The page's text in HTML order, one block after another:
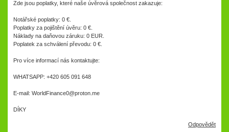
Zde jsou poplatky, které naše úvěrová společnost zakazuje:
Notářské poplatky: 0 €.
Poplatky za pojištění úvěru: 0 €.
Náklady na daňovou záruku: 0 EUR.
Poplatek za schválení převodu: 0 €.
Pro více informací nás kontaktujte:
WHATSAPP: +420 605 091 648
E-mail: WorldFinance0@proton.me
DÍKY
Odpovědět